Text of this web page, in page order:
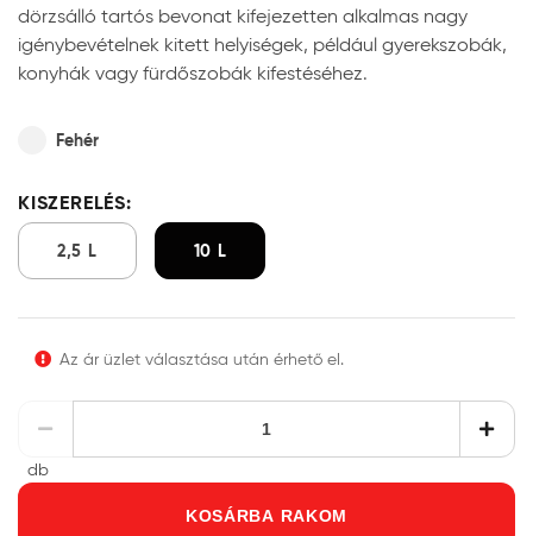
dörzsálló tartós bevonat kifejezetten alkalmas nagy
igénybevételnek kitett helyiségek, például gyerekszobák,
konyhák vagy fürdőszobák kifestéséhez.
Fehér
KISZERELÉS:
2,5 L 10 L
Az ár üzlet választása után érhető el.
db
KOSÁRBA RAKOM